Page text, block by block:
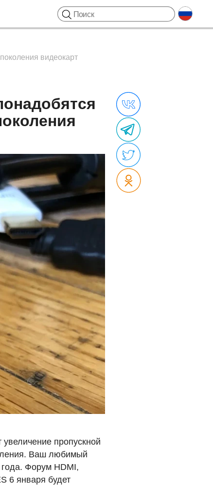
видеокарт
увеличение пропускной
Ваш любимый
года. Форум HDMI,
6 января будет